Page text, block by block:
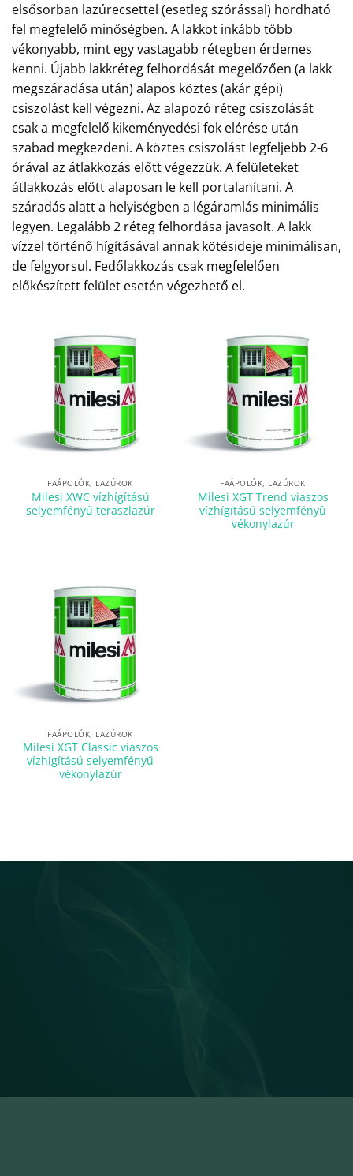
elsősorban lazúrecsettel (esetleg szórással) hordható
fel megfelelő minőségben. A lakkot inkább több
vékonyabb, mint egy vastagabb rétegben érdemes
kenni. Újabb lakkréteg felhordását megelőzően (a lakk
megszáradása után) alapos köztes (akár gépi)
csiszolást kell végezni. Az alapozó réteg csiszolását
csak a megfelelő kikeményedési fok elérése után
szabad megkezdeni. A köztes csiszolást legfeljebb 2-6
órával az átlakkozás előtt végezzük. A felületeket
átlakkozás előtt alaposan le kell portalanítani. A
száradás alatt a helyiségben a légáramlás minimális
legyen. Legalább 2 réteg felhordása javasolt. A lakk
vízzel történő hígításával annak kötésideje minimálisan,
de felgyorsul. Fedőlakkozás csak megfelelően
előkészített felület esetén végezhető el.
FAÁPOLÓK, LAZÚROK
Milesi XWC vízhígítású
selyemfényű teraszlazúr
FAÁPOLÓK, LAZÚROK
Milesi XGT Trend viaszos
vízhígítású selyemfényû
vékonylazúr
FAÁPOLÓK, LAZÚROK
Milesi XGT Classic viaszos
vízhígítású selyemfényű
vékonylazúr